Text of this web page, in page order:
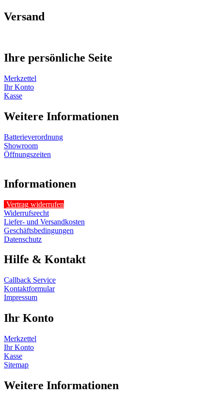
Versand
Ihre persönliche Seite
Merkzettel
Ihr Konto
Kasse
Weitere Informationen
Batterieverordnung
Showroom
Öffnungszeiten
Informationen
Vertrag widerrufen
Widerrufsrecht
Liefer- und Versandkosten
Geschäftsbedingungen
Datenschutz
Hilfe & Kontakt
Callback Service
Kontaktformular
Impressum
Ihr Konto
Merkzettel
Ihr Konto
Kasse
Sitemap
Weitere Informationen